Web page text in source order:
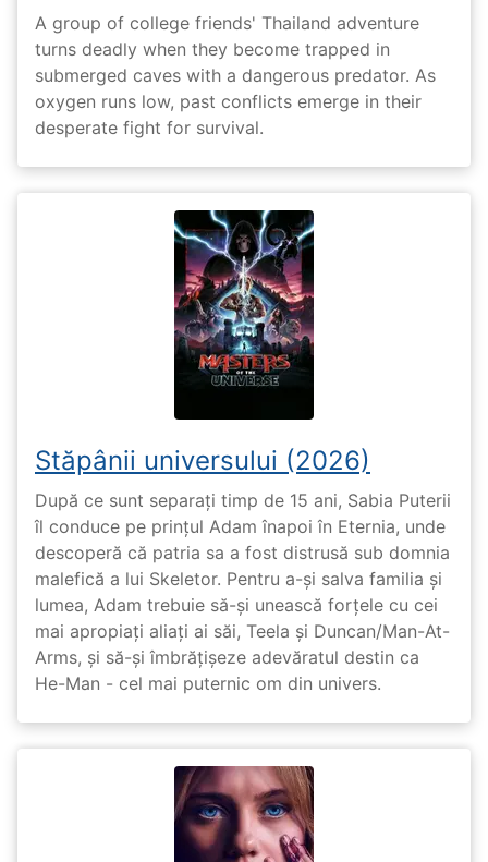
A group of college friends' Thailand adventure
turns deadly when they become trapped in
submerged caves with a dangerous predator. As
oxygen runs low, past conflicts emerge in their
desperate fight for survival.
Stăpânii universului (2026)
După ce sunt separați timp de 15 ani, Sabia Puterii
îl conduce pe prințul Adam înapoi în Eternia, unde
descoperă că patria sa a fost distrusă sub domnia
malefică a lui Skeletor. Pentru a-și salva familia și
lumea, Adam trebuie să-și unească forțele cu cei
mai apropiați aliați ai săi, Teela și Duncan/Man-At-
Arms, și să-și îmbrățișeze adevăratul destin ca
He-Man - cel mai puternic om din univers.